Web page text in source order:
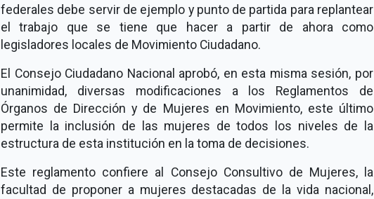
federales debe servir de ejemplo y punto de partida para replantear
el trabajo que se tiene que hacer a partir de ahora como
legisladores locales de Movimiento Ciudadano.
El Consejo Ciudadano Nacional aprobó, en esta misma sesión, por
unanimidad, diversas modificaciones a los Reglamentos de
Órganos de Dirección y de Mujeres en Movimiento, este último
permite la inclusión de las mujeres de todos los niveles de la
estructura de esta institución en la toma de decisiones.
Este reglamento confiere al Consejo Consultivo de Mujeres, la
facultad de proponer a mujeres destacadas de la vida nacional,